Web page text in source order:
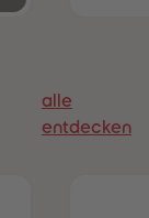
alle
entdecken